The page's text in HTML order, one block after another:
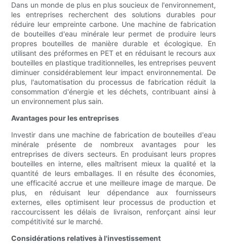
Dans un monde de plus en plus soucieux de l'environnement,
les entreprises recherchent des solutions durables pour
réduire leur empreinte carbone. Une machine de fabrication
de bouteilles d'eau minérale leur permet de produire leurs
propres bouteilles de manière durable et écologique. En
utilisant des préformes en PET et en réduisant le recours aux
bouteilles en plastique traditionnelles, les entreprises peuvent
diminuer considérablement leur impact environnemental. De
plus, l'automatisation du processus de fabrication réduit la
consommation d'énergie et les déchets, contribuant ainsi à
un environnement plus sain.
Avantages pour les entreprises
Investir dans une machine de fabrication de bouteilles d'eau
minérale présente de nombreux avantages pour les
entreprises de divers secteurs. En produisant leurs propres
bouteilles en interne, elles maîtrisent mieux la qualité et la
quantité de leurs emballages. Il en résulte des économies,
une efficacité accrue et une meilleure image de marque. De
plus, en réduisant leur dépendance aux fournisseurs
externes, elles optimisent leur processus de production et
raccourcissent les délais de livraison, renforçant ainsi leur
compétitivité sur le marché.
Considérations relatives à l'investissement